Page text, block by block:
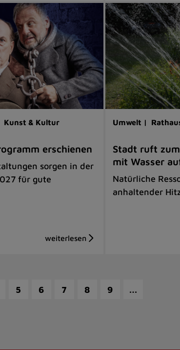
Kunst & Kultur
erschienen
sorgen in der
für gute
Umwelt |
Stadt ruft
mit Wasser
Natürliche
anhaltender
5 6 7 8 9 …